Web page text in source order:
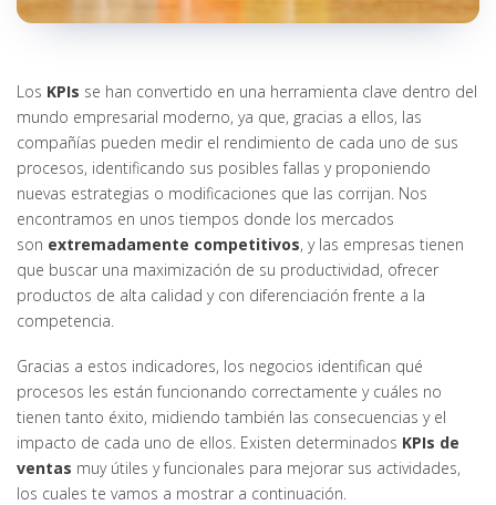
Los KPIs se han convertido en una herramienta clave dentro del
mundo empresarial moderno, ya que, gracias a ellos, las
compañías pueden medir el rendimiento de cada uno de sus
procesos, identificando sus posibles fallas y proponiendo
nuevas estrategias o modificaciones que las corrijan. Nos
encontramos en unos tiempos donde los mercados
son extremadamente competitivos, y las empresas tienen
que buscar una maximización de su productividad, ofrecer
productos de alta calidad y con diferenciación frente a la
competencia.
Gracias a estos indicadores, los negocios identifican qué
procesos les están funcionando correctamente y cuáles no
tienen tanto éxito, midiendo también las consecuencias y el
impacto de cada uno de ellos. Existen determinados KPIs de
ventas muy útiles y funcionales para mejorar sus actividades,
los cuales te vamos a mostrar a continuación.